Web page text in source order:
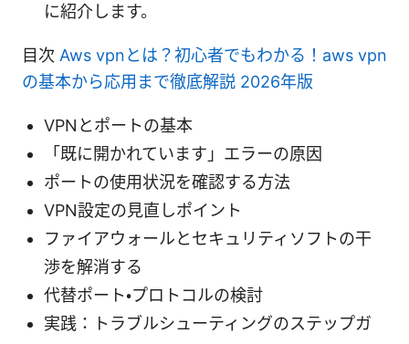
に紹介します。
目次 Aws vpnとは？初心者でもわかる！aws vpn
の基本から応用まで徹底解説 2026年版
VPNとポートの基本
「既に開かれています」エラーの原因
ポートの使用状況を確認する方法
VPN設定の見直しポイント
ファイアウォールとセキュリティソフトの干
渉を解消する
代替ポート・プロトコルの検討
実践：トラブルシューティングのステップガ